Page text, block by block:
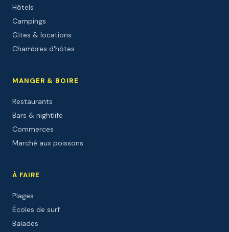
Hôtels
Campings
Gîtes & locations
Chambres d'hôtes
MANGER & BOIRE
Restaurants
Bars & nightlife
Commerces
Marché aux poissons
À FAIRE
Plages
Écoles de surf
Balades